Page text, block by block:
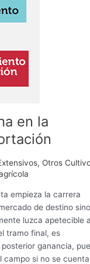
en la
, Otros
empieza la carrera
de destino sino
luzca apetecible
tramo final, es
ganancia,
campo si no se cuenta